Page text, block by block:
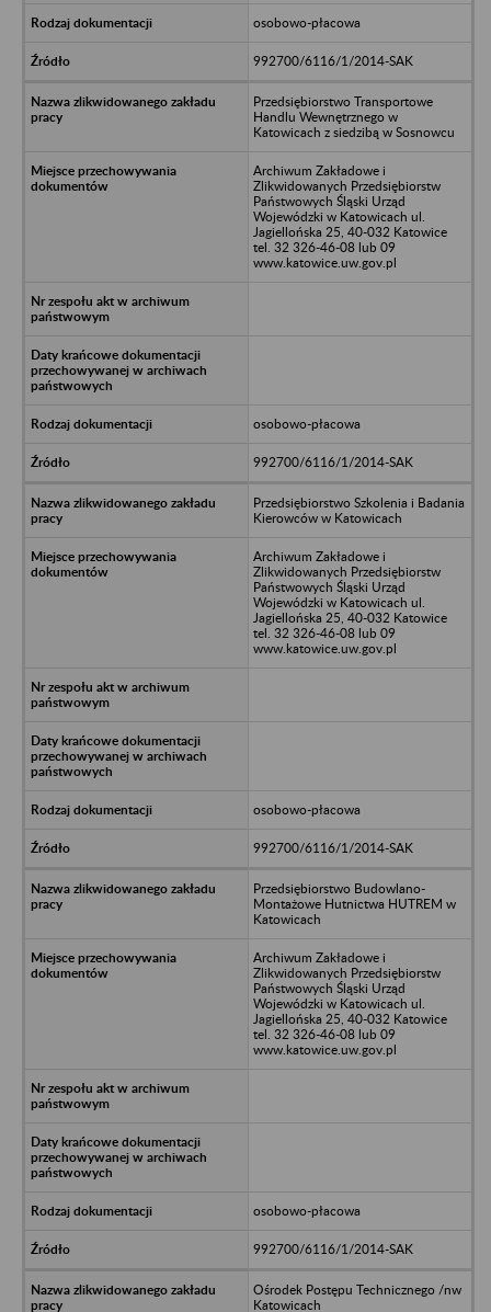
osobowo-płacowa
992700/6116/1/2014-SAK
Przedsiębiorstwo Transportowe
Handlu Wewnętrznego w
Katowicach z siedzibą w Sosnowcu
Archiwum Zakładowe i
Zlikwidowanych Przedsiębiorstw
Państwowych Śląski Urząd
Wojewódzki w Katowicach ul.
Jagiellońska 25, 40-032 Katowice
tel. 32 326-46-08 lub 09
www.katowice.uw.gov.pl
osobowo-płacowa
992700/6116/1/2014-SAK
Przedsiębiorstwo Szkolenia i Badania
Kierowców w Katowicach
Archiwum Zakładowe i
Zlikwidowanych Przedsiębiorstw
Państwowych Śląski Urząd
Wojewódzki w Katowicach ul.
Jagiellońska 25, 40-032 Katowice
tel. 32 326-46-08 lub 09
www.katowice.uw.gov.pl
osobowo-płacowa
992700/6116/1/2014-SAK
Przedsiębiorstwo Budowlano-
Montażowe Hutnictwa HUTREM w
Katowicach
Archiwum Zakładowe i
Zlikwidowanych Przedsiębiorstw
Państwowych Śląski Urząd
Wojewódzki w Katowicach ul.
Jagiellońska 25, 40-032 Katowice
tel. 32 326-46-08 lub 09
www.katowice.uw.gov.pl
osobowo-płacowa
992700/6116/1/2014-SAK
Ośrodek Postępu Technicznego /nw
Katowicach